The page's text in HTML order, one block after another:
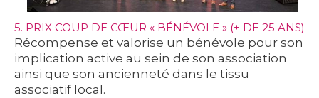
5. PRIX COUP DE CŒUR « BÉNÉVOLE » (+ DE 25 ANS)
Récompense et valorise un bénévole pour son
implication active au sein de son association
ainsi que son ancienneté dans le tissu
associatif local.